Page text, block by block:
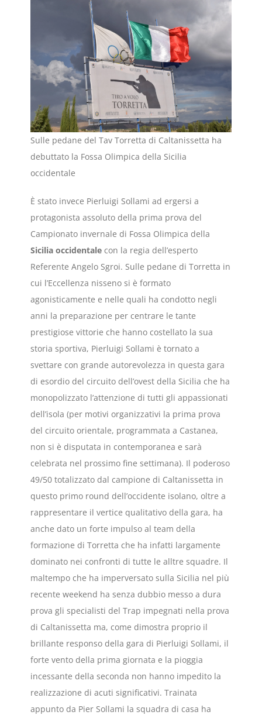
Sulle pedane del Tav Torretta di Caltanissetta ha
debuttato la Fossa Olimpica della Sicilia
occidentale
È stato invece Pierluigi Sollami ad ergersi a
protagonista assoluto della prima prova del
Campionato invernale di Fossa Olimpica della
Sicilia occidentale con la regia dell’esperto
Referente Angelo Sgroi. Sulle pedane di Torretta in
cui l’Eccellenza nisseno si è formato
agonisticamente e nelle quali ha condotto negli
anni la preparazione per centrare le tante
prestigiose vittorie che hanno costellato la sua
storia sportiva, Pierluigi Sollami è tornato a
svettare con grande autorevolezza in questa gara
di esordio del circuito dell’ovest della Sicilia che ha
monopolizzato l’attenzione di tutti gli appassionati
dell’isola (per motivi organizzativi la prima prova
del circuito orientale, programmata a Castanea,
non si è disputata in contemporanea e sarà
celebrata nel prossimo fine settimana). Il poderoso
49/50 totalizzato dal campione di Caltanissetta in
questo primo round dell’occidente isolano, oltre a
rappresentare il vertice qualitativo della gara, ha
anche dato un forte impulso al team della
formazione di Torretta che ha infatti largamente
dominato nei confronti di tutte le alltre squadre. Il
maltempo che ha imperversato sulla Sicilia nel più
recente weekend ha senza dubbio messo a dura
prova gli specialisti del Trap impegnati nella prova
di Caltanissetta ma, come dimostra proprio il
brillante responso della gara di Pierluigi Sollami, il
forte vento della prima giornata e la pioggia
incessante della seconda non hanno impedito la
realizzazione di acuti significativi. Trainata
appunto da Pier Sollami la squadra di casa ha